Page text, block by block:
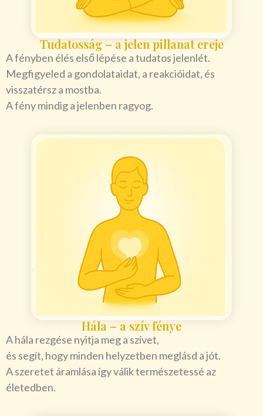
Tudatosság – a jelen pillanat ereje
A fényben élés első lépése a tudatos jelenlét.
Megfigyeled a gondolataidat, a reakcióidat, és
visszatérsz a mostba.
A fény mindig a jelenben ragyog.
Hála – a szív fénye
A hála rezgése nyitja meg a szívet,
és segít, hogy minden helyzetben meglásd a jót.
A szeretet áramlása így válik természetessé az
életedben.